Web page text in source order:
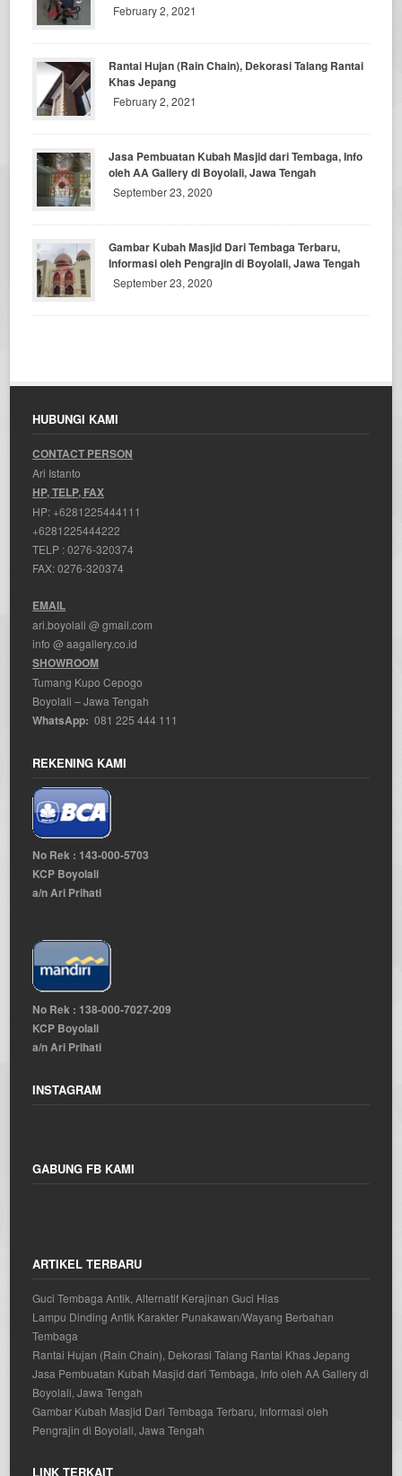
February 2, 2021
Rantai Hujan (Rain Chain), Dekorasi Talang Rantai
Khas Jepang
February 2, 2021
Jasa Pembuatan Kubah Masjid dari Tembaga, Info
oleh AA Gallery di Boyolali, Jawa Tengah
September 23, 2020
Gambar Kubah Masjid Dari Tembaga Terbaru,
Informasi oleh Pengrajin di Boyolali, Jawa Tengah
September 23, 2020
HUBUNGI KAMI
CONTACT PERSON
Ari Istanto
HP, TELP, FAX
HP: +6281225444111
+6281225444222
TELP :0276-320374
FAX: 0276-320374
EMAIL
ari.boyolali @ gmail.com
info @ aagallery.co.id
SHOWROOM
Tumang Kupo Cepogo
Boyolali – Jawa Tengah
WhatsApp: 081 225 444 111
REKENING KAMI
No Rek : 143-000-5703
KCP Boyolali
a/n Ari Prihati
No Rek : 138-000-7027-209
KCP Boyolali
a/n Ari Prihati
INSTAGRAM
GABUNG FB KAMI
ARTIKEL TERBARU
Guci Tembaga Antik, Alternatif Kerajinan Guci Hias
Lampu Dinding Antik Karakter Punakawan/Wayang Berbahan
Tembaga
Rantai Hujan (Rain Chain), Dekorasi Talang Rantai Khas Jepang
Jasa Pembuatan Kubah Masjid dari Tembaga, Info oleh AA Gallery di
Boyolali, Jawa Tengah
Gambar Kubah Masjid Dari Tembaga Terbaru, Informasi oleh
Pengrajin di Boyolali, Jawa Tengah
LINK TERKAIT